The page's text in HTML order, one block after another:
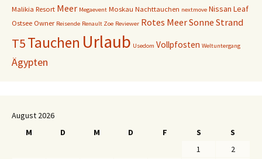
Malikia Resort Meer Megaevent Moskau Nachttauchen nextmove Nissan Leaf
Ostsee Owner Reisende Renault Zoe Reviewer Rotes MeerSonne Strand
T5Tauchen Urlaub Usedom Vollpfosten Weltuntergang
Ägypten
August 2026
M
D M D F S
S
1
2